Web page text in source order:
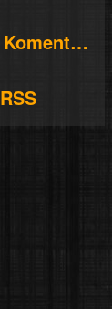
Komentáře
RSS